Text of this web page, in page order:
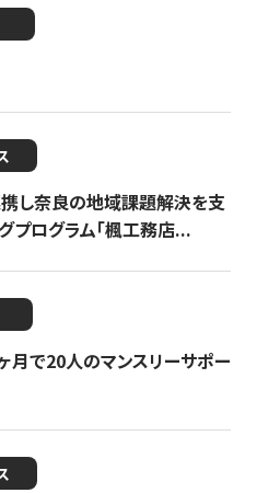
携し奈良の地域課題解決を支
プログラム「楓工務店...
月で20人のマンスリーサポー